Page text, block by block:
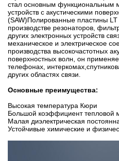
стал основным функциональным
устройств с акустическими
(SAW)Полированные пластины
производстве резонаторов,
других электронных устройств
механическое и электрическое
производства высокочастотных
поверхностных волн, он
телефонах,
других областях связи.
Основные преимущества:
Высокая температура Кюри
Большой коэффициент тепловой
Малая диэлектрическая
Устойчивые химические и